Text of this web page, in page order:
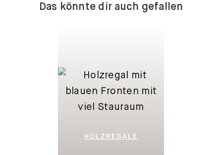
Das könnte dir auch gefallen
HOLZREGALE